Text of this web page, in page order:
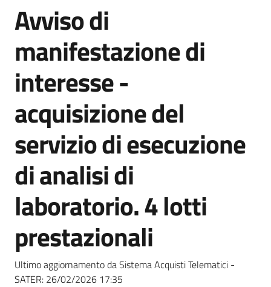
e
strumenti
acquisto
Piattaforme
telematiche
English
site
Salta al contenuto
Avviso di
manifestazione di
interesse -
acquisizione del
servizio di esecuzione
di analisi di
laboratorio. 4 lotti
prestazionali
Ultimo aggiornamento da Sistema Acquisti Telematici -
SATER: 26/02/2026 17:35